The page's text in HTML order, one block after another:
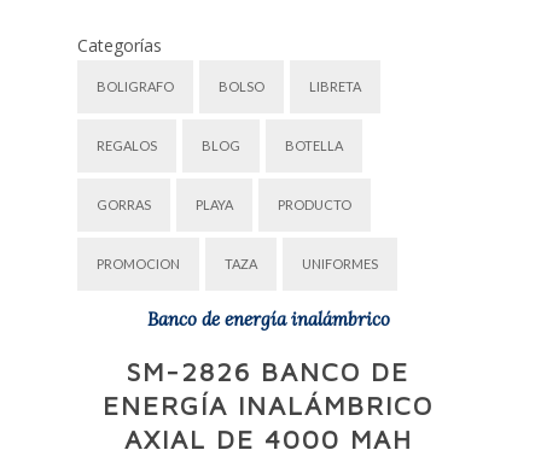
Categorías
BOLIGRAFO BOLSO LIBRETA
REGALOS BLOG BOTELLA
GORRAS PLAYA PRODUCTO
PROMOCION TAZA UNIFORMES
Banco de energía inalámbrico
SM-2826 BANCO DE
ENERGÍA INALÁMBRICO
AXIAL DE 4000 MAH